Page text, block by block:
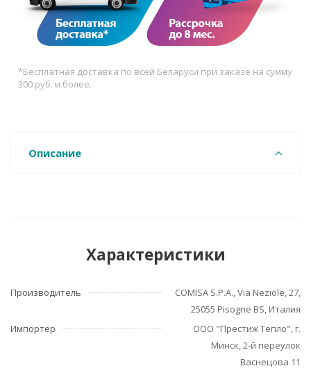
*Бесплатная доставка по всей Беларуси при заказе на сумму
300 руб. и более.
Описание
Характеристики
Производитель
COMISA S.P.A., Via Neziole, 27,
25055 Pisogne BS, Италия
Импортер
ООО "Престиж Тепло", г.
Минск, 2-й переулок
Васнецова 11